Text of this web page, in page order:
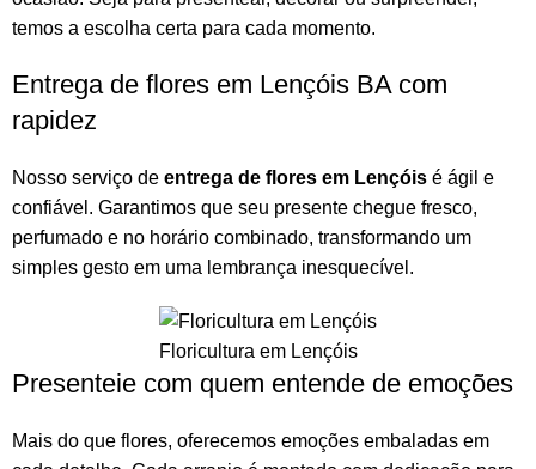
temos a escolha certa para cada momento.
Entrega de flores em Lençóis BA com
rapidez
Nosso serviço de entrega de flores em Lençóis é ágil e
confiável. Garantimos que seu presente chegue fresco,
perfumado e no horário combinado, transformando um
simples gesto em uma lembrança inesquecível.
Floricultura em Lençóis
Presenteie com quem entende de emoções
Mais do que flores, oferecemos emoções embaladas em